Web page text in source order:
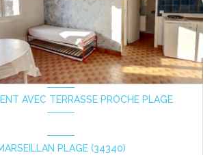
AVEC TERRASSE PROCHE PLAGE
PLAGE (34340)